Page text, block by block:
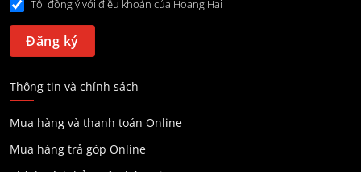
Tôi đồng ý với điều khoản của Hoang Hai
Thông tin và chính sách
Mua hàng và thanh toán Online
Mua hàng trả góp Online